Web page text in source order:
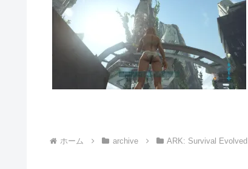
ホーム archive ARK: Survival Evolved